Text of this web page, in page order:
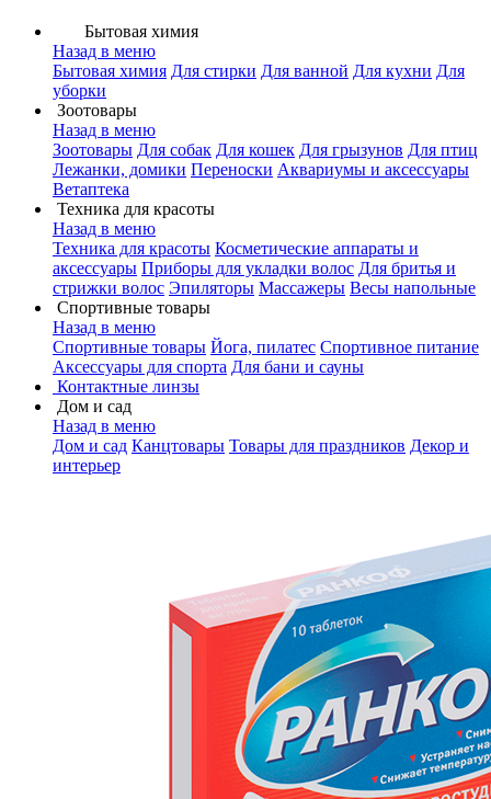
Бытовая химия
Назад в меню
Бытовая химия Для стирки Для ванной Для кухни Для
уборки
Зоотовары
Назад в меню
Зоотовары Для собак Для кошек Для грызунов Для птиц
Лежанки, домики Переноски Аквариумы и аксессуары
Ветаптека
Техника для красоты
Назад в меню
Техника для красоты Косметические аппараты и
аксессуары Приборы для укладки волос Для бритья и
стрижки волос Эпиляторы Массажеры Весы напольные
Спортивные товары
Назад в меню
Спортивные товары Йога, пилатес Спортивное питание
Аксессуары для спорта Для бани и сауны
Контактные линзы
Дом и сад
Назад в меню
Дом и сад Канцтовары Товары для праздников Декор и
интерьер